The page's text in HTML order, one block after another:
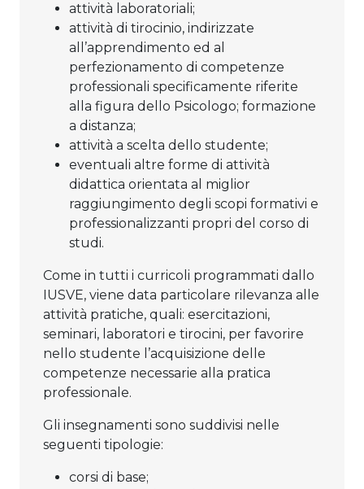
attività laboratoriali;
attività di tirocinio, indirizzate
all’apprendimento ed al
perfezionamento di competenze
professionali specificamente riferite
alla figura dello Psicologo; formazione
a distanza;
attività a scelta dello studente;
eventuali altre forme di attività
didattica orientata al miglior
raggiungimento degli scopi formativi e
professionalizzanti propri del corso di
studi.
Come in tutti i curricoli programmati dallo
IUSVE, viene data particolare rilevanza alle
attività pratiche, quali: esercitazioni,
seminari, laboratori e tirocini, per favorire
nello studente l’acquisizione delle
competenze necessarie alla pratica
professionale.
Gli insegnamenti sono suddivisi nelle
seguenti tipologie:
corsi di base;